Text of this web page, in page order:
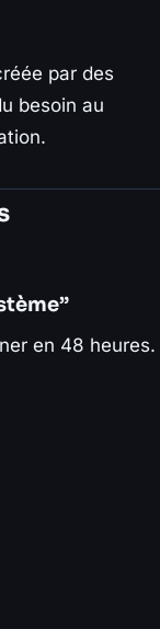
par des
besoin au
en 48 heures.